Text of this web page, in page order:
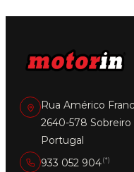
Rua Américo
2640-578 Sobreiro
Portugal
933 052 904(*)